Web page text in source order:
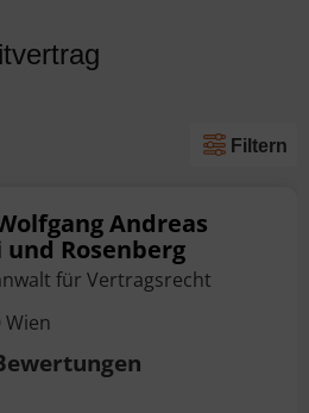
Filtern
Andreas
und Rosenberg
für Vertragsrecht
Wien